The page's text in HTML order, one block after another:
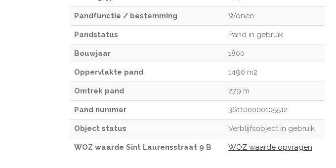
Pandfunctie / bestemming Wonen
Pandstatus Pand in gebruik
Bouwjaar 1800
Oppervlakte pand 1490 m2
Omtrek pand 279 m
Pand nummer 361100000105512
Object status Verblijfsobject in gebruik
WOZ waarde Sint Laurensstraat 9 B WOZ waarde opvragen